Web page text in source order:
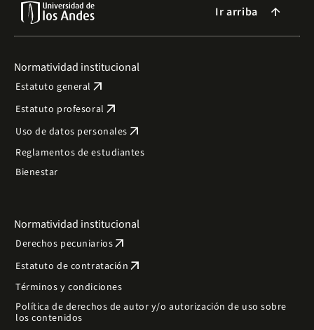
Ir arriba arrow_forward
Normatividad institucional
Estatuto general arrow_outward
Estatuto profesoral arrow_outward
Uso de datos personales arrow_outward
Reglamentos de estudiantes
Bienestar
Normatividad institucional
Derechos pecuniariosarrow_outward
Estatuto de contratación arrow_outward
Términos y condiciones
Política de derechos de autor y/o autorización de uso sobre
los contenidos